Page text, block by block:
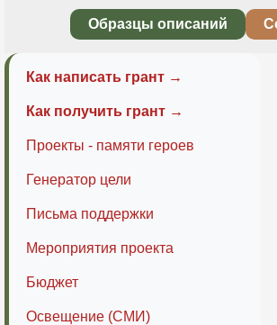
Образцы описаний
Как написать грант →
Как получить грант →
Проекты - памяти героев
Генератор цели
Письма поддержки
Мероприятия проекта
Бюджет
Освещение (СМИ)